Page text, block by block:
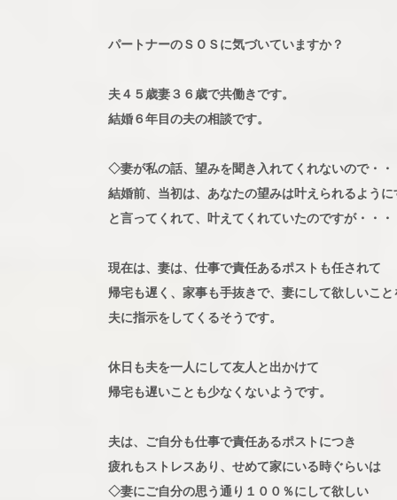
パートナーのＳＯＳに気づいていますか？
夫４５歳妻３６歳で共働きです。
結婚６年目の夫の相談です。
◇妻が私の話、望みを聞き入れてくれないので・・
結婚前、当初は、あなたの望みは叶えられるように
と言ってくれて、叶えてくれていたのですが・・・
現在は、妻は、仕事で責任あるポストも任されて
帰宅も遅く、家事も手抜きで、妻にして欲しいこと
夫に指示をしてくるそうです。
休日も夫を一人にして友人と出かけて
帰宅も遅いことも少なくないようです。
夫は、ご自分も仕事で責任あるポストにつき
疲れもストレスあり、せめて家にいる時ぐらいは
◇妻にご自分の思う通り１００％にして欲しい